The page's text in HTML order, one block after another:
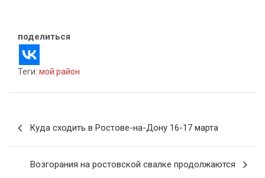
поделиться
Теги: мой район
записям
Куда сходить в Ростове-на-Дону 16-17 марта
Возгорания на ростовской свалке продолжаются